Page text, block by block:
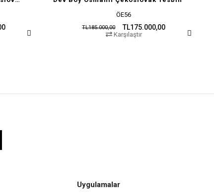
TL175.000,00
Uygulamalar